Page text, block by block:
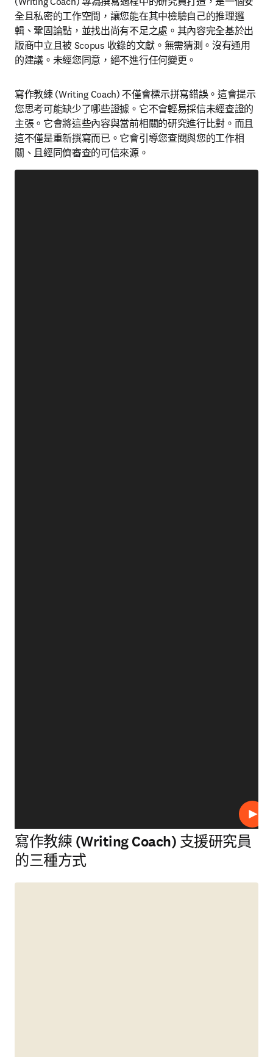
全且私密的工作空間，讓您能在其中檢驗自己的推理邏
輯、鞏固論點，並找出尚有不足之處。其內容完全基於出
版商中立且被 Scopus 收錄的文獻。無需猜測。沒有通用
的建議。未經您同意，絕不進行任何變更。
寫作教練 (Writing Coach) 不僅會標示拼寫錯誤。這會提示
您思考可能缺少了哪些證據。它不會輕易採信未經查證的
主張。它會將這些內容與當前相關的研究進行比對。而且
這不僅是重新撰寫而已。它會引導您查閱與您的工作相
關、且經同儕審查的可信來源。
播放
寫作教練 (Writing Coach) 支援研究員
的三種方式